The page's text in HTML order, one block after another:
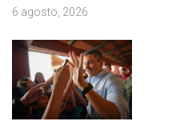
6 agosto, 2026